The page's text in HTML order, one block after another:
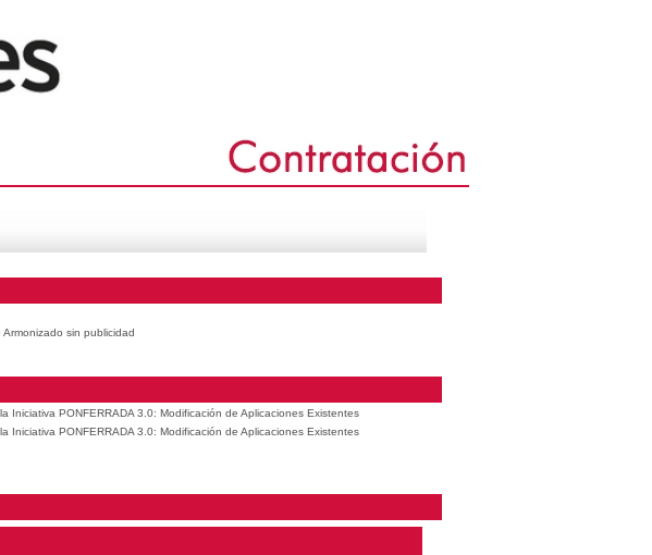
sin publicidad
Iniciativa PONFERRADA 3.0: Modificación de Aplicaciones Existentes
Iniciativa PONFERRADA 3.0: Modificación de Aplicaciones Existentes